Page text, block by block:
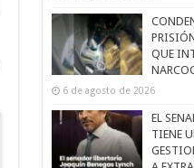
QUE
6 de agosto de 2026
EL
TIENE